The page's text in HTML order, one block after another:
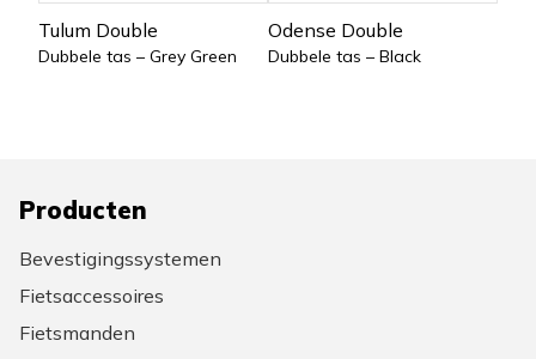
Tulum Double
Dubbele tas – Grey Green
Odense Double
Dubbele tas – Black
Producten
Bevestigingssystemen
Fietsaccessoires
Fietsmanden